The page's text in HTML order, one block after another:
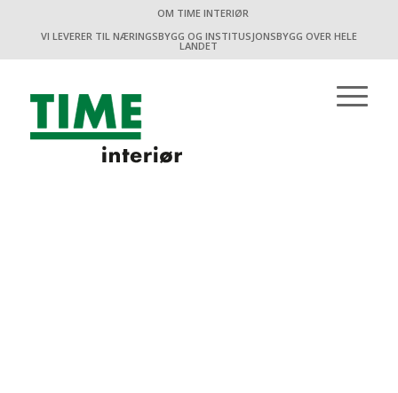
OM TIME INTERIØR
VI LEVERER TIL NÆRINGSBYGG OG INSTITUSJONSBYGG OVER HELE
LANDET